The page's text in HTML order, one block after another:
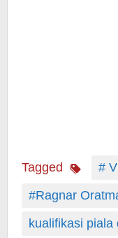
Tagged
#
#Ragnar
kualifikasi piala